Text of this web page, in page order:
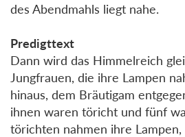
des Abendmahls liegt nahe.
Predigttext
Dann wird das Himmelreich
Jungfrauen, die ihre Lampen
hinaus, dem Bräutigam
ihnen waren töricht und fünf
törichten nahmen ihre Lampen,